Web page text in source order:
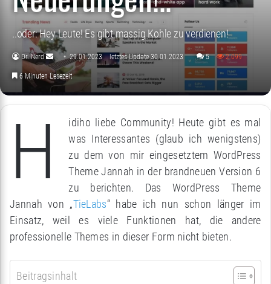
..oder: Hey Leute! Es gibt massig Kohle zu verdienen!
Dr. Nerd
Sende
29.01.2023 letztes Update 30.01.2023 5 2.099
6 Minuten Lesezeit
H
idiho liebe Community! Heute gibt es mal
was Interessantes (glaub ich wenigstens)
zu dem von mir eingesetztem WordPress
Theme Jannah in der brandneuen Version 6
zu berichten. Das WordPress Theme
Jannah von „TieLabs“ habe ich nun schon länger im
Einsatz, weil es viele Funktionen hat, die andere
professionelle Themes in dieser Form nicht bieten.
Beitragsinhalt